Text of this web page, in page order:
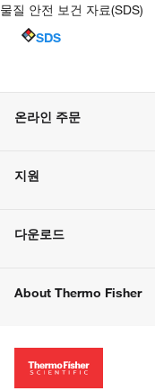
물질 안전 보건 자료(SDS)
SDS
온라인 주문
주문 방법
벌크 주문
지원
고객 센터
웹사이트 개선사항
다운로드
About Thermo Fisher
투자자